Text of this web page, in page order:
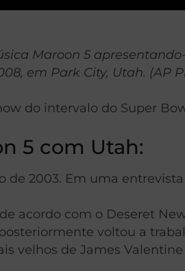
Maroon 5
em Park City, Utah. (AP
do intervalo do Super
5 com Utah:
de 2003. Em uma
acordo com o Deseret
voltou a
velhos de James